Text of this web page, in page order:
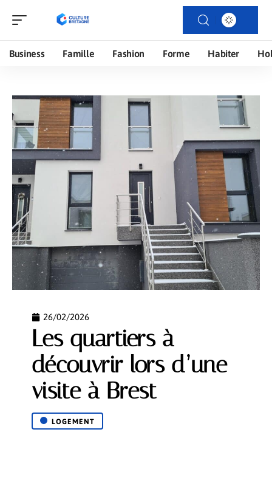
Business Famille Fashion Forme Habiter
26/02/2026
Les quartiers à
découvrir lors d’une
visite à Brest
LOGEMENT